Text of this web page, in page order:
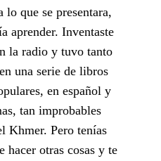
lo que se presentara,
aprender. Inventaste
la radio y tuvo tanto
una serie de libros
en español y
tan improbables
Khmer. Pero tenías
hacer otras cosas y te